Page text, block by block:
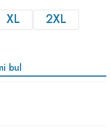
XL
2XL
bul